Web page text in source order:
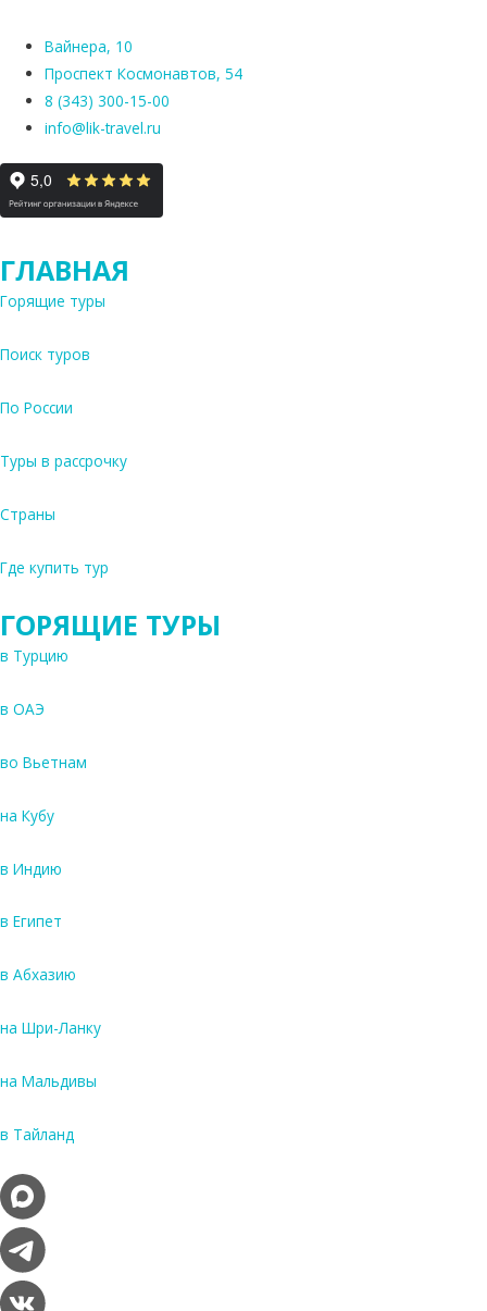
Вайнера, 10
Проспект Космонавтов, 54
8 (343) 300-15-00
info@lik-travel.ru
ГЛАВНАЯ
Горящие туры
Поиск туров
По России
Туры в рассрочку
Страны
Где купить тур
ГОРЯЩИЕ ТУРЫ
в Турцию
в ОАЭ
во Вьетнам
на Кубу
в Индию
в Египет
в Абхазию
на Шри-Ланку
на Мальдивы
в Тайланд